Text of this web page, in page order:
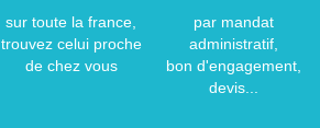
sur toute la france,
trouvez celui proche
de chez vous
par mandat
administratif,
bon d'engagement,
devis...